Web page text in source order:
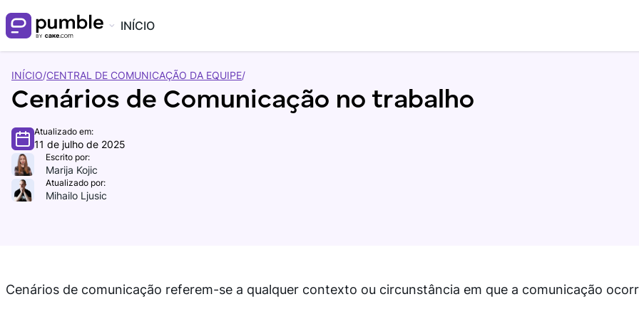
INÍCIO
INÍCIO/CENTRAL DE COMUNICAÇÃO DA EQUIPE/
Cenários de Comunicação no trabalho
Atualizado em:
11 de julho de 2025
Escrito por:
Marija Kojic
Atualizado por:
Mihailo Ljusic
Cenários de comunicação referem-se a qualquer contexto ou circunstância em que a comunicação